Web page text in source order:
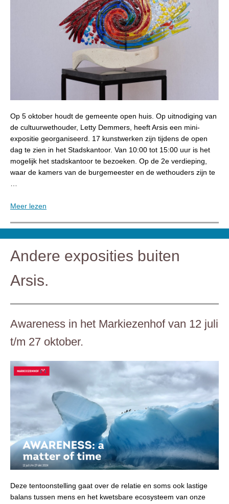
Op 5 oktober houdt de gemeente open huis. Op uitnodiging van
de cultuurwethouder, Letty Demmers, heeft Arsis een mini-
expositie georganiseerd. 17 kunstwerken zijn tijdens de open
dag te zien in het Stadskantoor. Van 10:00 tot 15:00 uur is het
mogelijk het stadskantoor te bezoeken. Op de 2e verdieping,
waar de kamers van de burgemeester en de wethouders zijn te
Meer lezen
Andere exposities buiten
Arsis.
Awareness in het Markiezenhof van 12 juli
t/m 27 oktober.
Deze tentoonstelling gaat over de relatie en soms ook lastige
balans tussen mens en het kwetsbare ecosysteem van onze